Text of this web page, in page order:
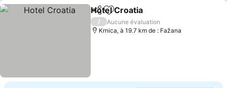
PartagerAjouter à mes favoris
Hotel Croatia
/
Aucune évaluation
Krnica, à 19.7 km de : Fažana